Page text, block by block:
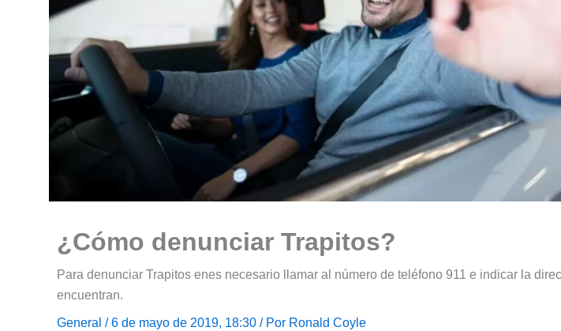
¿Cómo denunciar Trapitos?
Para denunciar Trapitos enes necesario llamar al número de teléfono 911 e indicar la
encuentran.
General / 6 de mayo de 2019, 18:30 / Por Ronald Coyle